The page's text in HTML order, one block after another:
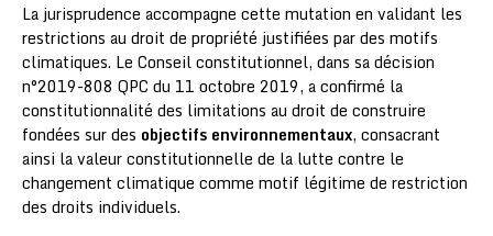
La jurisprudence accompagne cette mutation en validant les
restrictions au droit de propriété justifiées par des motifs
climatiques. Le Conseil constitutionnel, dans sa décision
n°2019-808 QPC du 11 octobre 2019, a confirmé la
constitutionnalité des limitations au droit de construire
fondées sur des objectifs environnementaux, consacrant
ainsi la valeur constitutionnelle de la lutte contre le
changement climatique comme motif légitime de restriction
des droits individuels.